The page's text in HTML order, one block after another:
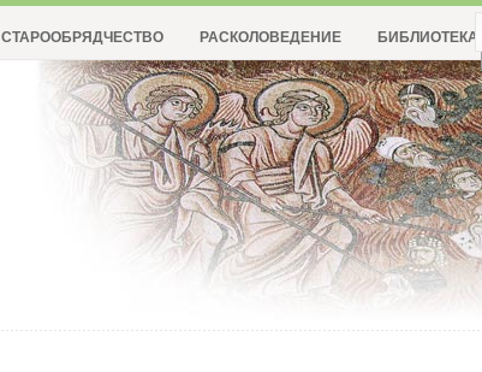
СТАРООБРЯДЧЕСТВО РАСКОЛОВЕДЕНИЕ БИБЛИОТЕКА